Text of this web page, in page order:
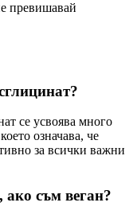
превишавай
се усвоява много
означава, че
за всички важни
съм веган?